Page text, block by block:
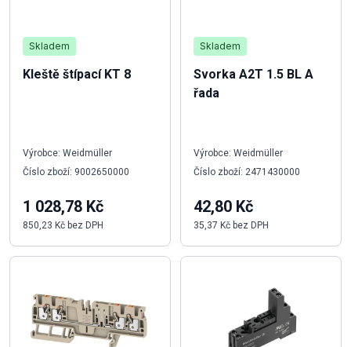
Skladem
Kleště štípací KT 8
Výrobce: Weidmüller
Číslo zboží: 9002650000
1 028,78 Kč
850,23 Kč bez DPH
Skladem
Svorka A2T 1.5 BL A
řada
Výrobce: Weidmüller
Číslo zboží: 2471430000
42,80 Kč
35,37 Kč bez DPH